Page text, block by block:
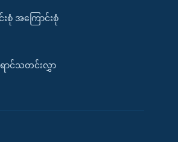
းစုံ အကြောင်းစုံ
င်သတင်းလွှာ